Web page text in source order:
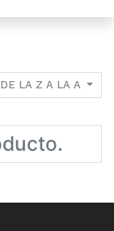
LA Z A LA A